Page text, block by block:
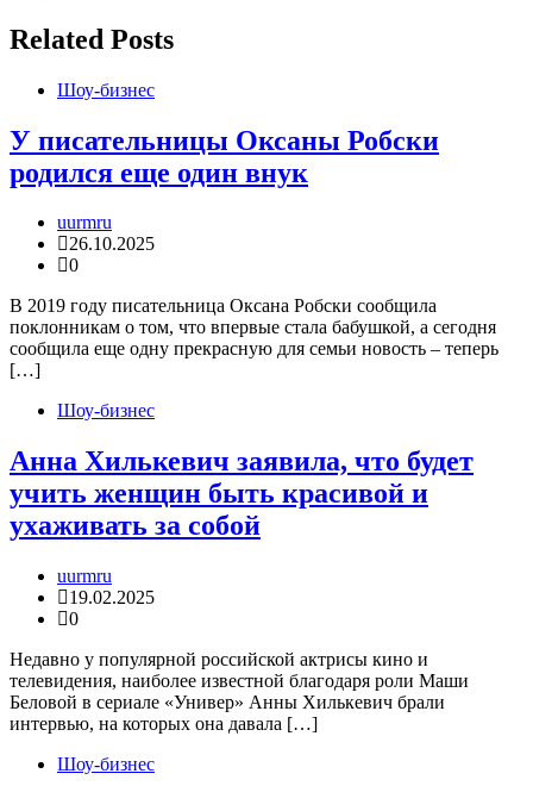
Related Posts
Шоу-бизнес
У писательницы Оксаны Робски
родился еще один внук
uurmru
26.10.2025
0
В 2019 году писательница Оксана Робски сообщила
поклонникам о том, что впервые стала бабушкой, а сегодня
сообщила еще одну прекрасную для семьи новость – теперь
[…]
Шоу-бизнес
Анна Хилькевич заявила, что будет
учить женщин быть красивой и
ухаживать за собой
uurmru
19.02.2025
0
Недавно у популярной российской актрисы кино и
телевидения, наиболее известной благодаря роли Маши
Беловой в сериале «Универ» Анны Хилькевич брали
интервью, на которых она давала […]
Шоу-бизнес